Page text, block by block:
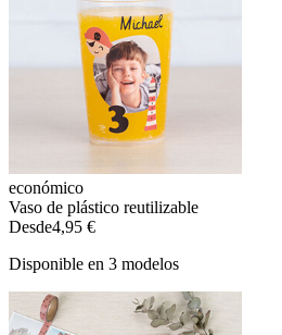
económico
Vaso de plástico reutilizable
Desde4,95 €
Disponible en 3 modelos